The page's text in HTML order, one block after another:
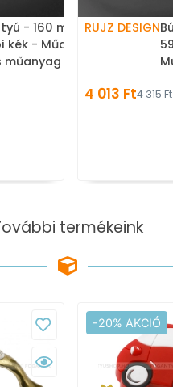
- 160 mm - 599.30
kék - Műanyag -
műanyag
RUJZ DESIGN
4 013 Ft4 315 Ft
termékeink
-20% AKCIÓ